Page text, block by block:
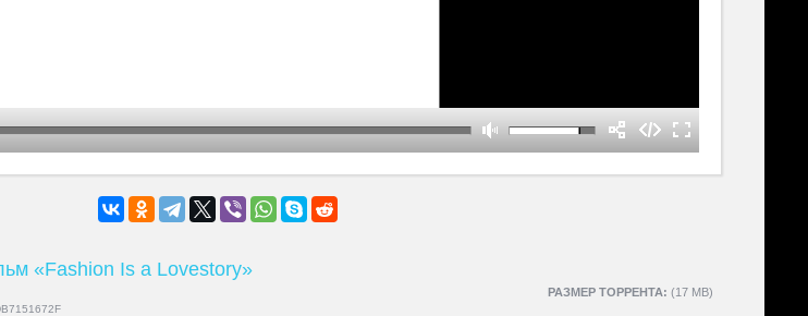
«Fashion Is a Lovestory»
РАЗМЕР ТОРРЕНТА: (17 MB)